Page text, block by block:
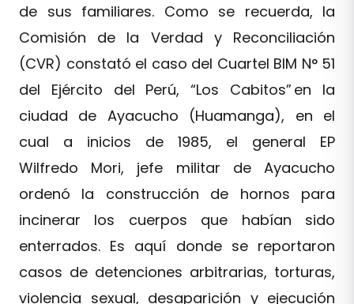
de sus familiares. Como se recuerda, la
Comisión de la Verdad y Reconciliación
(CVR) constató el caso del Cuartel BIM N° 51
del Ejército del Perú, “Los Cabitos” en la
ciudad de Ayacucho (Huamanga), en el
cual a inicios de 1985, el general EP
Wilfredo Mori, jefe militar de Ayacucho
ordenó la construcción de hornos para
incinerar los cuerpos que habían sido
enterrados. Es aquí donde se reportaron
casos de detenciones arbitrarias, torturas,
violencia sexual, desaparición y ejecución